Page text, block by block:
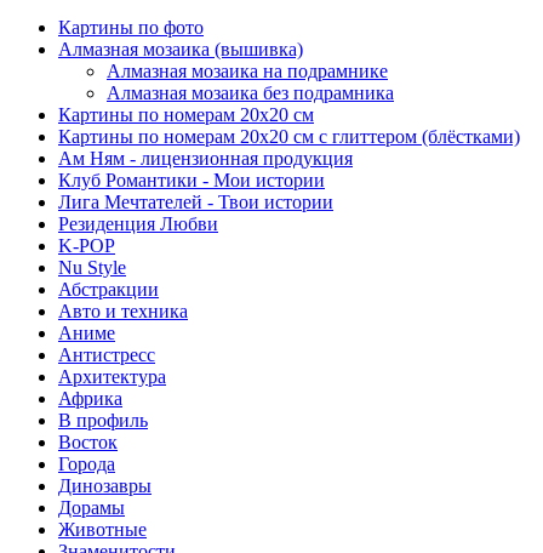
Картины по фото
Алмазная мозаика (вышивка)
Алмазная мозаика на подрамнике
Алмазная мозаика без подрамника
Картины по номерам 20х20 см
Картины по номерам 20х20 см с глиттером (блёстками)
Ам Ням - лицензионная продукция
Клуб Романтики - Мои истории
Лига Мечтателей - Твои истории
Резиденция Любви
K-POP
Nu Style
Абстракции
Авто и техника
Аниме
Антистресс
Архитектура
Африка
В профиль
Восток
Города
Динозавры
Дорамы
Животные